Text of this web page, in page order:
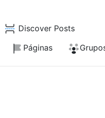
Discover Posts
Páginas